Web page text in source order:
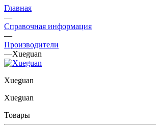
Главная
—
Справочная информация
—
Производители
—Xueguan
Xueguan
Xueguan
Товары